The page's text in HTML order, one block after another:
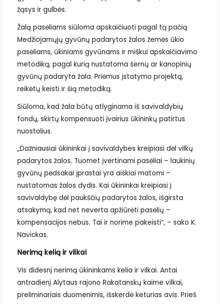
žąsys ir gulbės.
Žalą pasėliams siūloma apskaičiuoti pagal tą pačią
Medžiojamųjų gyvūnų padarytos žalos žemės ūkio
pasėliams, ūkiniams gyvūnams ir miškui apskaičiavimo
metodiką, pagal kurią nustatoma šernų ar kanopinių
gyvūnų padaryta žala. Priėmus įstatymo projektą,
reikėtų keisti ir šią metodiką.
Siūloma, kad žala būtų atlyginama iš savivaldybių
fondų, skirtų kompensuoti įvairius ūkininkų patirtus
nuostolius.
„Dažniausiai ūkininkai į savivaldybes kreipiasi dėl vilkų
padarytos žalos. Tuomet įvertinami pasėliai – laukinių
gyvūnų pėdsakai įprastai yra aiškiai matomi –
nustatomas žalos dydis. Kai ūkininkai kreipiasi į
savivaldybę dėl paukščių padarytos žalos, išgirsta
atsakymą, kad net neverta apžiūrėti pasėlių –
kompensacijos nebus. Tai ir norime pakeisti“, – sako K.
Navickas.
Nerimą kelią ir vilkai
Vis didesnį nerimą ūkininkams kelia ir vilkai. Antai
antradienį Alytaus rajono Rakatanskų kaime vilkai,
preliminariais duomenimis, išskerdė keturias avis. Prieš